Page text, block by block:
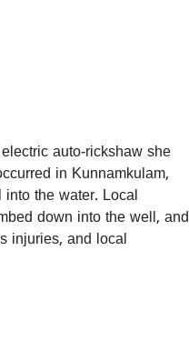
auto-rickshaw she
in Kunnamkulam,
the water. Local
down into the well, and
injuries, and local